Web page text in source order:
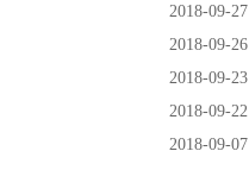
2018-09-27
2018-09-26
2018-09-23
2018-09-22
2018-09-07